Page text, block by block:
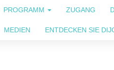
PROGRAMM ZUGANG
MEDIEN ENTDECKEN SIE